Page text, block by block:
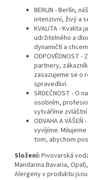
BERLIN - Berlín,
intenzivní, živý a
KVALITA - Kvalita
udržitelného a
dynamičtí a
ODPOVĚDNOST
partnery,
zasazujeme se o
spravedliví.
SRDEČNOST - O
osobním,
vytváříme
ODVAHA A
vyvíjíme.
tom, abychom
Složení: Pivovarská
Mandarina Bavaria,
Alergeny v produktu